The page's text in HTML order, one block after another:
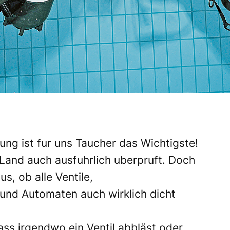
ist fur uns Taucher das Wichtigste!
auch ausfuhrlich uberpruft. Doch
ob alle Ventile,
Automaten auch wirklich dicht